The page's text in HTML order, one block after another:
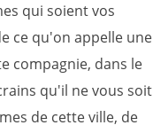
qui soient vos
ce qu'on appelle une
compagnie, dans le
qu'il ne vous soit
de cette ville, de